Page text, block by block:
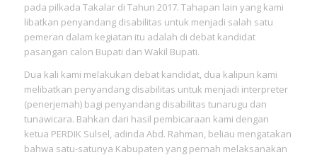
pada pilkada Takalar di Tahun 2017. Tahapan lain yang kami
libatkan penyandang disabilitas untuk menjadi salah satu
pemeran dalam kegiatan itu adalah di debat kandidat
pasangan calon Bupati dan Wakil Bupati.
Dua kali kami melakukan debat kandidat, dua kalipun kami
melibatkan penyandang disabilitas untuk menjadi interpreter
(penerjemah) bagi penyandang disabilitas tunarugu dan
tunawicara. Bahkan dari hasil pembicaraan kami dengan
ketua PERDIK Sulsel, adinda Abd. Rahman, beliau mengatakan
bahwa satu-satunya Kabupaten yang pernah melaksanakan